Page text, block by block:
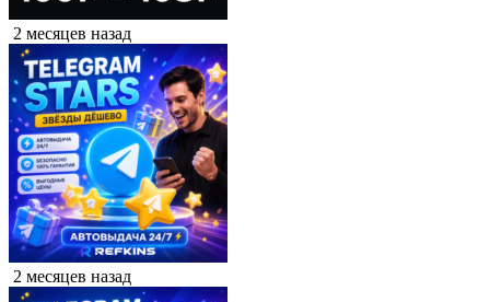
2 месяцев назад
2 месяцев назад